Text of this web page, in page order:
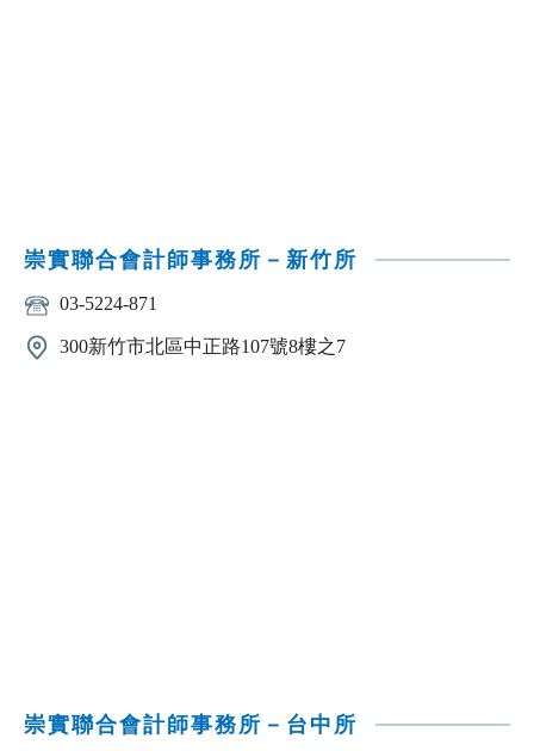
崇實聯合會計師事務所－新竹所
03-5224-871
300新竹市北區中正路107號8樓之7
崇實聯合會計師事務所－台中所